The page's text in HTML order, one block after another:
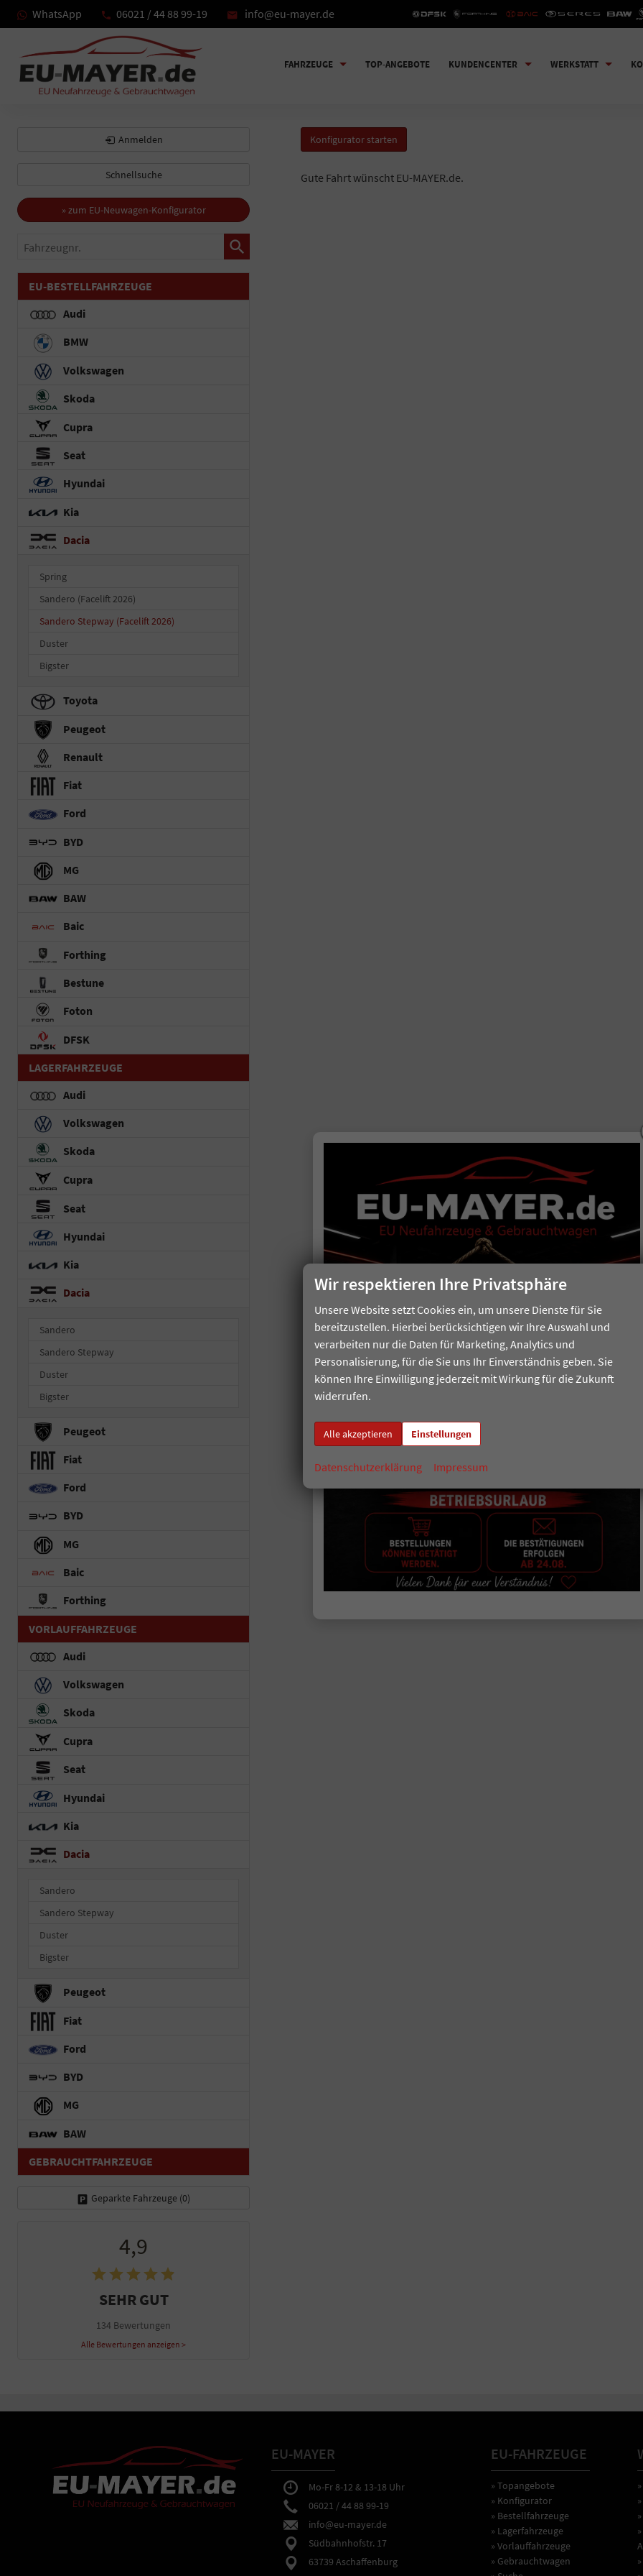
WhatsApp 06021 / 44 88 99-19 info@eu-mayer.de
FAHRZEUGE TOP-ANGEBOTE KUNDENCENTER WERKSTATT
Konfigurator starten
Gute Fahrt wünscht EU-MAYER.de.
Anmelden
Schnellsuche
» zum EU-Neuwagen-Konfigurator
Fahrzeugnr.
EU-BESTELLFAHRZEUGE
Audi
BMW
Volkswagen
Skoda
Cupra
Seat
Hyundai
Kia
Dacia
Spring
Sandero (Facelift 2026)
Sandero Stepway (Facelift 2026)
Duster
Bigster
Toyota
Peugeot
Renault
Fiat
Ford
BYD
MG
BAW
Baic
Forthing
Bestune
Foton
DFSK
LAGERFAHRZEUGE
Audi
Volkswagen
Skoda
Cupra
Seat
Hyundai
Kia
Dacia
Sandero
Sandero Stepway
Duster
Bigster
Peugeot
Fiat
Ford
BYD
MG
Baic
Forthing
VORLAUFFAHRZEUGE
Audi
Volkswagen
Skoda
Cupra
Seat
Hyundai
Kia
Dacia
Sandero
Sandero Stepway
Duster
Bigster
Peugeot
Fiat
Ford
BYD
MG
BAW
GEBRAUCHTFAHRZEUGE
Geparkte Fahrzeuge (0)
4,9
SEHR GUT
134 Bewertungen
Alle Bewertungen anzeigen >
EU-MAYER
Mo-Fr 8-12 & 13-18 Uhr
06021 / 44 88 99-19
info@eu-mayer.de
Südbahnhofstr. 17
63739 Aschaffenburg
EU-FAHRZEUGE
» Topangebote
» Konfigurator
» Bestellfahrzeuge
» Lagerfahrzeuge
» Vorlauffahrzeuge
» Gebrauchtwagen
Wir respektieren Ihre Privatsphäre
Unsere Website setzt Cookies ein, um unsere Dienste für Sie
bereitzustellen. Hierbei berücksichtigen wir Ihre Auswahl und
verarbeiten nur die Daten für Marketing, Analytics und
Personalisierung, für die Sie uns Ihr Einverständnis geben. Sie
können Ihre Einwilligung jederzeit mit Wirkung für die Zukunft
widerrufen.
Alle akzeptieren Einstellungen
Datenschutzerklärung Impressum